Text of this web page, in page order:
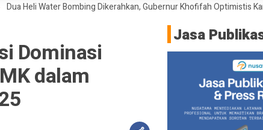
Bombing Dikerahkan, Gubernur Khofifah Optimistis Karhutla
Dominasi
dalam
Jasa